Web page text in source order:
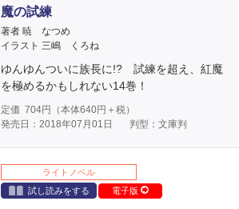
魔の試練
著者 暁 なつめ
イラスト 三嶋 くろね
ゆんゆんついに族長に!? 試練を超え、紅魔
を極めるかもしれない14巻！
定価 704円（本体640円＋税）
発売日：2018年07月01日
判型：文庫判
ライトノベル
試し読みをする
電子版